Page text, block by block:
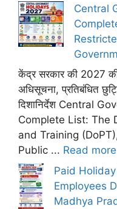
Central
केंद्र सरकार की 2027
अधिसूचना, प्रतिबंधित
दिशानिर्देश Central
Complete List: The
and Training
Public ... Read more
Paid
Employees
Madhya